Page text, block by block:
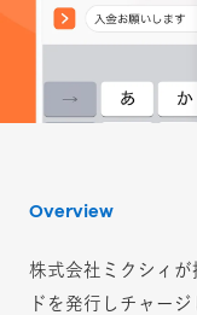
Overview
株式会社ミクシィが
ドを発行しチャー